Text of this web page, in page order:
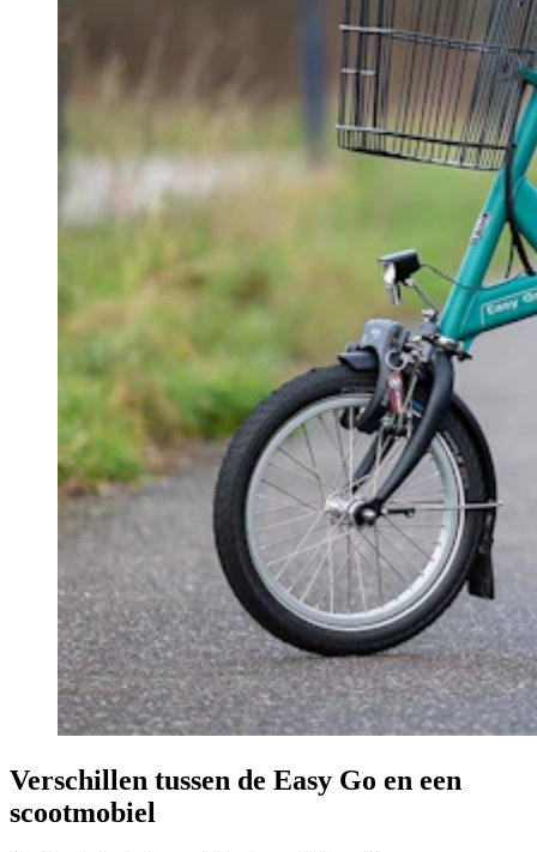
Verschillen tussen de Easy Go en een
scootmobiel